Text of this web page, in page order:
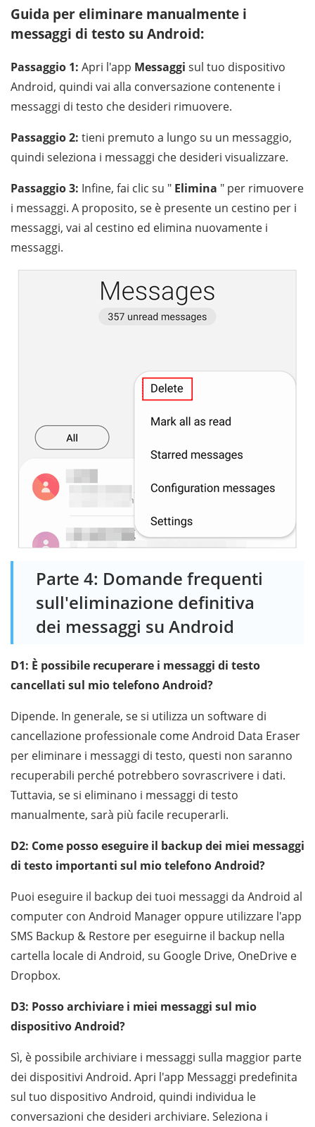
Guida per eliminare manualmente i
messaggi di testo su Android:
Passaggio 1: Apri l'app Messaggi sul tuo dispositivo
Android, quindi vai alla conversazione contenente i
messaggi di testo che desideri rimuovere.
Passaggio 2: tieni premuto a lungo su un messaggio,
quindi seleziona i messaggi che desideri visualizzare.
Passaggio 3: Infine, fai clic su " Elimina " per rimuovere
i messaggi. A proposito, se è presente un cestino per i
messaggi, vai al cestino ed elimina nuovamente i
messaggi.
Parte 4: Domande frequenti
sull'eliminazione definitiva
dei messaggi su Android
D1: È possibile recuperare i messaggi di testo
cancellati sul mio telefono Android?
Dipende. In generale, se si utilizza un software di
cancellazione professionale come Android Data Eraser
per eliminare i messaggi di testo, questi non saranno
recuperabili perché potrebbero sovrascrivere i dati.
Tuttavia, se si eliminano i messaggi di testo
manualmente, sarà più facile recuperarli.
D2: Come posso eseguire il backup dei miei messaggi
di testo importanti sul mio telefono Android?
Puoi eseguire il backup dei tuoi messaggi da Android al
computer con Android Manager oppure utilizzare l'app
SMS Backup & Restore per eseguirne il backup nella
cartella locale di Android, su Google Drive, OneDrive e
Dropbox.
D3: Posso archiviare i miei messaggi sul mio
dispositivo Android?
Sì, è possibile archiviare i messaggi sulla maggior parte
dei dispositivi Android. Apri l'app Messaggi predefinita
sul tuo dispositivo Android, quindi individua le
conversazioni che desideri archiviare. Seleziona i